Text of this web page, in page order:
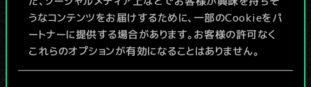
うなコンテンツをお届けするために、一部のCookieをパ
ートナーに提供する場合があります。お客様の許可なく
これらのオプションが有効になることはありません。
1 8 サブリナ・グレヴィッシグ
7 7 ザラー
6 7 戦車